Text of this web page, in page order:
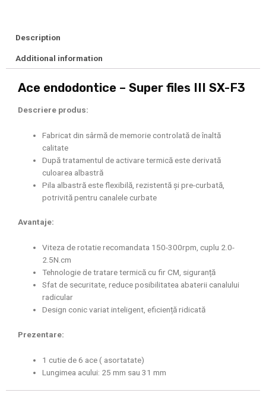
Description
Additional information
Ace endodontice – Super files III SX-F3
Descriere produs:
Fabricat din sârmă de memorie controlată de înaltă
calitate
După tratamentul de activare termică este derivată
culoarea albastră
Pila albastră este flexibilă, rezistentă și pre-curbată,
potrivită pentru canalele curbate
Avantaje:
Viteza de rotatie recomandata 150-300rpm, cuplu 2.0-
2.5N.cm
Tehnologie de tratare termică cu fir CM, siguranță
Sfat de securitate, reduce posibilitatea abaterii canalului
radicular
Design conic variat inteligent, eficiență ridicată
Prezentare:
1 cutie de 6 ace ( asortatate)
Lungimea acului: 25 mm sau 31 mm